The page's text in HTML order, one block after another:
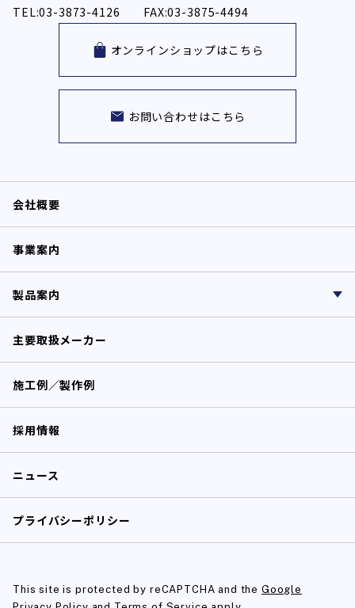
TEL:03-3873-4126 FAX:03-3875-4494
オンラインショップはこちら
お問い合わせはこちら
会社概要
事業案内
製品案内
主要取扱メーカー
施工例／製作例
採用情報
ニュース
プライバシーポリシー
This site is protected by reCAPTCHA and the Google